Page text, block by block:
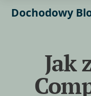
Dochodowy
Jak